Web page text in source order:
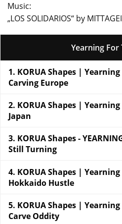
Music:
„LOS SOLIDARIOS“ by
Yearning For
KORUA Shapes |
Carving Europe
KORUA Shapes |
Japan
KORUA Shapes -
Still Turning
KORUA Shapes |
Hokkaido Hustle
KORUA Shapes |
Carve Oddity